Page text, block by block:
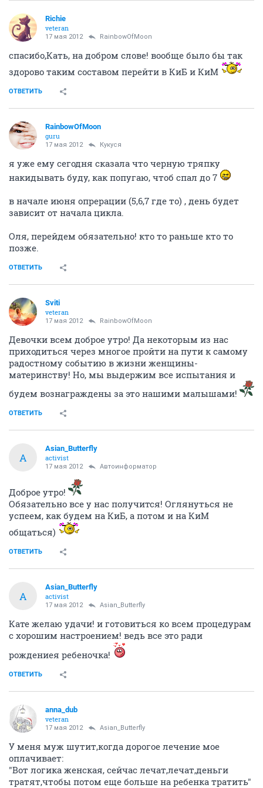
Richie
veteran
17 мая 2012 RainbowOfMoon
cпасибо,Кать, на добром слове! вообще было бы так
здорово таким составом перейти в КиБ и КиМ
ОТВЕТИТЬ
RainbowOfMoon
guru
17 мая 2012 Кукуся
я уже ему сегодня сказала что черную тряпку
накидывать буду, как попугаю, чтоб спал до 7
в начале июня опрерации (5,6,7 где то) , день будет
зависит от начала цикла.
Оля, перейдем обязательно! кто то раньше кто то
позже.
ОТВЕТИТЬ
Sviti
veteran
17 мая 2012 RainbowOfMoon
Девочки всем доброе утро! Да некоторым из нас
приходиться через многое пройти на пути к самому
радостному событию в жизни женщины-
материнству! Но, мы выдержим все испытания и
будем вознаграждены за это нашими малышами!
ОТВЕТИТЬ
A
Asian_Butterfly
activist
17 мая 2012 Автоинформатор
Доброе утро!
Обязательно все у нас получится! Оглянуться не
успеем, как будем на КиБ, а потом и на КиМ
общаться)
ОТВЕТИТЬ
A
Asian_Butterfly
activist
17 мая 2012 Asian_Butterfly
Кате желаю удачи! и готовиться ко всем процедурам
с хорошим настроением! ведь все это ради
рождениея ребеночка!
ОТВЕТИТЬ
anna_dub
veteran
17 мая 2012 Asian_Butterfly
У меня муж шутит,когда дорогое лечение мое
оплачивает:
"Вот логика женская, сейчас лечат,лечат,деньги
тратят,чтобы потом еще больше на ребенка тратить"